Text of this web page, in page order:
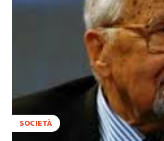
SOCIETÀ